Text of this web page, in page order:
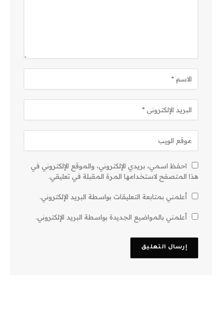
احفظ اسمي، بريدي الإلكتروني، والموقع الإلكتروني في
هذا المتصفح لاستخدامها المرة المقبلة في تعليقي.
أعلمني بمتابعة التعليقات بواسطة البريد الإلكتروني.
أعلمني بالمواضيع الجديدة بواسطة البريد الإلكتروني.